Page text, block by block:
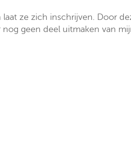
ze zich inschrijven. Door
geen deel uitmaken van